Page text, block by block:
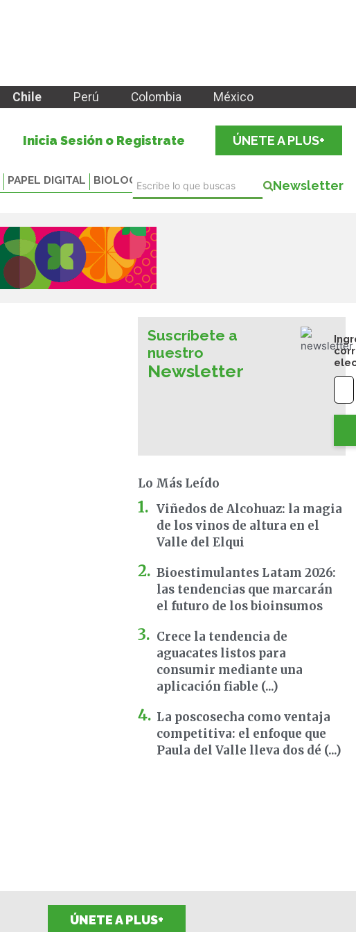
Chile Perú Colombia México
Inicia Sesión o Registrate ÚNETE A PLUS+
PAPEL DIGITAL BIOLOGICALS Newsletter
Suscríbete a
nuestro
Newsletter
Lo Más Leído
Viñedos de Alcohuaz: la magia
de los vinos de altura en el
Valle del Elqui
Bioestimulantes Latam 2026:
las tendencias que marcarán
el futuro de los bioinsumos
Crece la tendencia de
aguacates listos para
consumir mediante una
aplicación fiable (...)
La poscosecha como ventaja
competitiva: el enfoque que
Paula del Valle lleva dos dé (...)
ÚNETE A PLUS+